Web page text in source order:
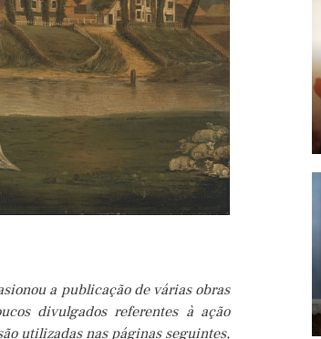
a publicação de várias obras
divulgados referentes à ação
utilizadas nas páginas seguintes,